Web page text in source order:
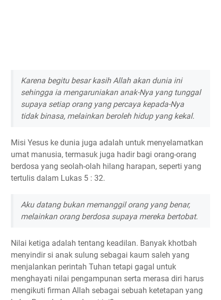
Karena begitu besar kasih Allah akan dunia ini
sehingga ia mengaruniakan anak-Nya yang tunggal
supaya setiap orang yang percaya kepada-Nya
tidak binasa, melainkan beroleh hidup yang kekal.
Misi Yesus ke dunia juga adalah untuk menyelamatkan
umat manusia, termasuk juga hadir bagi orang-orang
berdosa yang seolah-olah hilang harapan, seperti yang
tertulis dalam Lukas 5 : 32.
Aku datang bukan memanggil orang yang benar,
melainkan orang berdosa supaya mereka bertobat.
Nilai ketiga adalah tentang keadilan. Banyak khotbah
menyindir si anak sulung sebagai kaum saleh yang
menjalankan perintah Tuhan tetapi gagal untuk
menghayati nilai pengampunan serta merasa diri harus
mengikuti firman Allah sebagai sebuah ketetapan yang